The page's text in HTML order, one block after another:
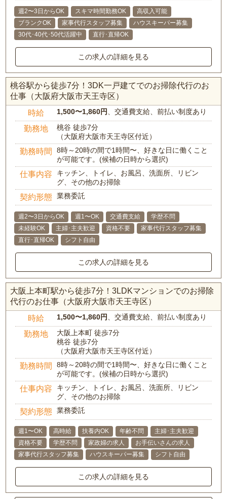
週2〜3日からOK スキマ時間勤務OK
高収入可能
ブランクOK
家事代行スタッフ募集
ハウスキーパー募集
30代･40代･50代活躍中
直行･直帰OK
この求人の詳細を見る
桃谷駅から徒歩7分！3DK一戸建てでのお掃除代行のお
仕事（大阪府大阪市天王寺区）
時給 1,500〜1,860円、交通費支給、前払い制度あり
勤務地
桃谷 徒歩7分
（大阪府大阪市天王寺区付近）
勤務時間
8時～20時の間で1時間〜、好きな日に働くこと
が可能です。(候補の日時から選択)
仕事内容
キッチン、トイレ、お風呂、洗面所、リビン
グ、その他のお掃除
契約形態 業務委託
週2〜3日からOK 週1〜OK 交通費支給
学歴不問
未経験OK
主婦･主夫歓迎 資格不要
家事代行スタッフ募集
直行･直帰OK
シフト自由
この求人の詳細を見る
大阪上本町駅から徒歩7分！3LDKマンションでのお掃除
代行のお仕事（大阪府大阪市天王寺区）
時給 1,500〜1,860円、交通費支給、前払い制度あり
勤務地
大阪上本町 徒歩7分
桃谷 徒歩7分
（大阪府大阪市天王寺区付近）
勤務時間
8時～20時の間で1時間〜、好きな日に働くこと
が可能です。(候補の日時から選択)
仕事内容
キッチン、トイレ、お風呂、洗面所、リビン
グ、その他のお掃除
契約形態 業務委託
週1〜OK 高時給 扶養内OK 年齢不問
主婦･主夫歓迎
資格不要
学歴不問 家政婦の求人
お手伝いさんの求人
家事代行スタッフ募集
ハウスキーパー募集 シフト自由
この求人の詳細を見る